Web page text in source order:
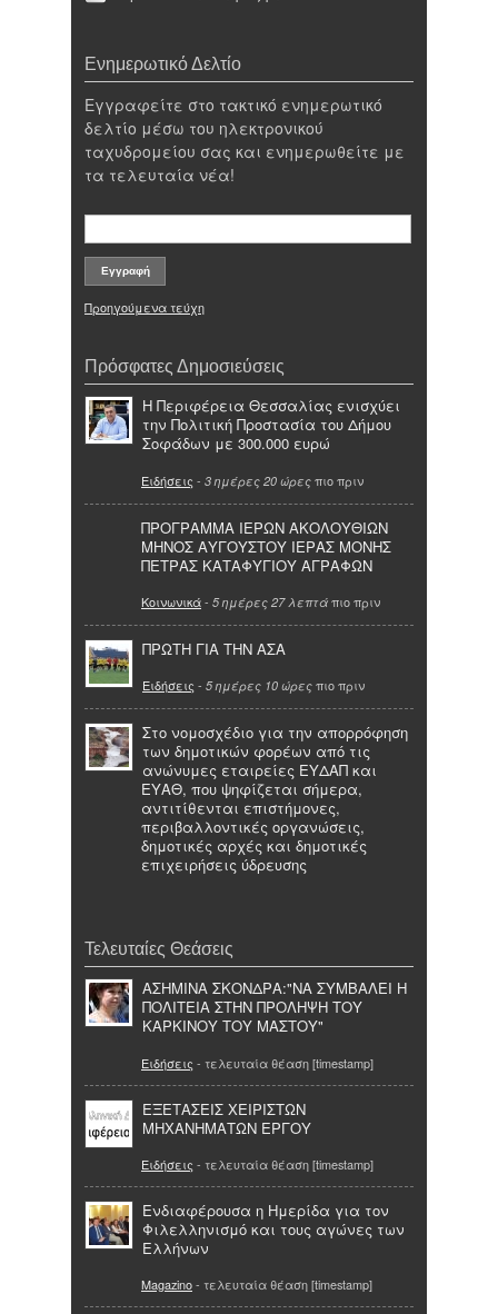
Ενημερωτικό Δελτίο
Εγγραφείτε στο τακτικό ενημερωτικό
δελτίο μέσω του ηλεκτρονικού
ταχυδρομείου σας και ενημερωθείτε με
τα τελευταία νέα!
Προηγούμενα τεύχη
Πρόσφατες Δημοσιεύσεις
Η Περιφέρεια Θεσσαλίας ενισχύει
την Πολιτική Προστασία του Δήμου
Σοφάδων με 300.000 ευρώ
Ειδήσεις - 3 ημέρες 20 ώρες πιο πριν
ΠΡΟΓΡΑΜΜΑ ΙΕΡΩΝ ΑΚΟΛΟΥΘΙΩΝ
ΜΗΝΟΣ ΑΥΓΟΥΣΤΟΥ ΙΕΡΑΣ ΜΟΝΗΣ
ΠΕΤΡΑΣ ΚΑΤΑΦΥΓΙΟΥ ΑΓΡΑΦΩΝ
Κοινωνικά- 5 ημέρες 27 λεπτά πιο πριν
ΠΡΩΤΗ ΓΙΑ ΤΗΝ ΑΣΑ
Ειδήσεις - 5 ημέρες 10 ώρες πιο πριν
Στο νομοσχέδιο για την απορρόφηση
των δημοτικών φορέων από τις
ανώνυμες εταιρείες ΕΥΔΑΠ και
ΕΥΑΘ, που ψηφίζεται σήμερα,
αντιτίθενται επιστήμονες,
περιβαλλοντικές οργανώσεις,
δημοτικές αρχές και δημοτικές
επιχειρήσεις ύδρευσης
Τελευταίες Θεάσεις
ΑΣΗΜΙΝΑ ΣΚΟΝΔΡΑ:"ΝΑ ΣΥΜΒΑΛΕΙ Η
ΠΟΛΙΤΕΙΑ ΣΤΗΝ ΠΡΟΛΗΨΗ ΤΟΥ
ΚΑΡΚΙΝΟΥ ΤΟΥ ΜΑΣΤΟΥ"
Ειδήσεις - τελευταία θέαση [timestamp]
ΕΞΕΤΑΣΕΙΣ ΧΕΙΡΙΣΤΩΝ
ΜΗΧΑΝΗΜΑΤΩΝ ΕΡΓΟΥ
Ειδήσεις - τελευταία θέαση [timestamp]
Ενδιαφέρουσα η Ημερίδα για τον
Φιλελληνισμό και τους αγώνες των
Ελλήνων
Magazino- τελευταία θέαση [timestamp]